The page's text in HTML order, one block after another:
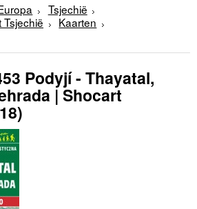
Tsjechië
Tsjechië
Kaarten
Podyjí - Thayatal,
| Shocart